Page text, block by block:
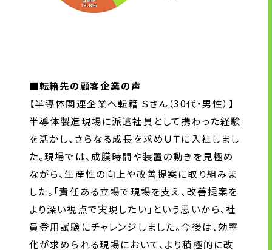
■転籍先の顧客企業の声
【半導体関連企業へ転籍 Ｓさん（30代・男性）】
半導体製造現場に派遣社員として携わった経験
を活かし、さらなる成長を求めＵＴに入社しまし
た。現場では、成膜時間や装置の動きを見極め
ながら、生産性の向上や改善提案に取り組みま
した。「責任ある立場で現場を支え、改善提案を
より深い視点で実現したい」という思いから、社
員登用試験にチャレンジしました。今後は、効率
化が求められる現場において、より積極的に改